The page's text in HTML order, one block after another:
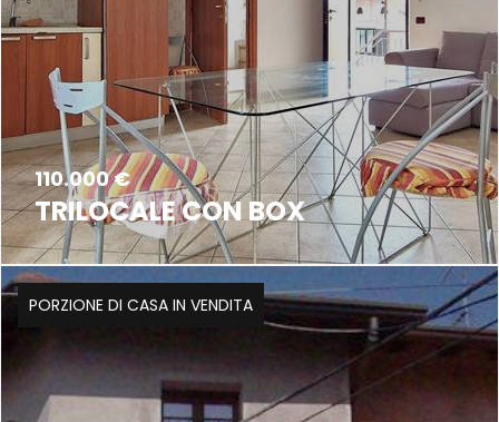
110.000 €
TRILOCALE CON BOX
PORZIONE DI CASA IN VENDITA